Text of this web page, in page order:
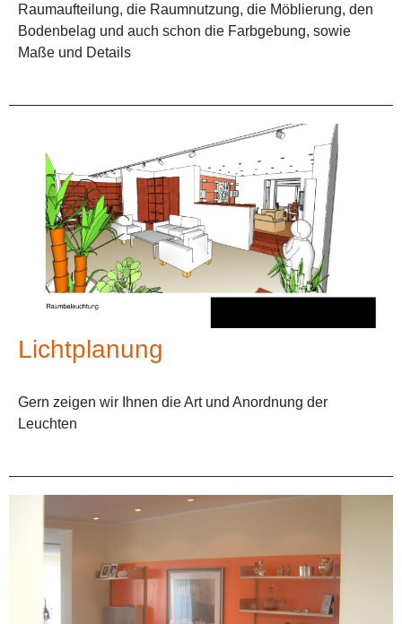
Raumaufteilung, die Raumnutzung, die Möblierung, den
Bodenbelag und auch schon die Farbgebung, sowie
Maße und Details
Lichtplanung
Gern zeigen wir Ihnen die Art und Anordnung der
Leuchten